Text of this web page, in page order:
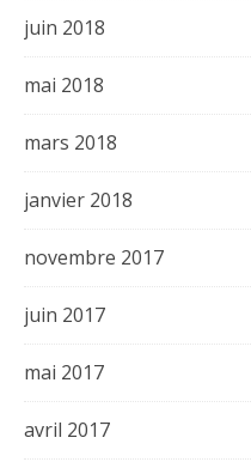
juin 2018
mai 2018
mars 2018
janvier 2018
novembre 2017
juin 2017
mai 2017
avril 2017